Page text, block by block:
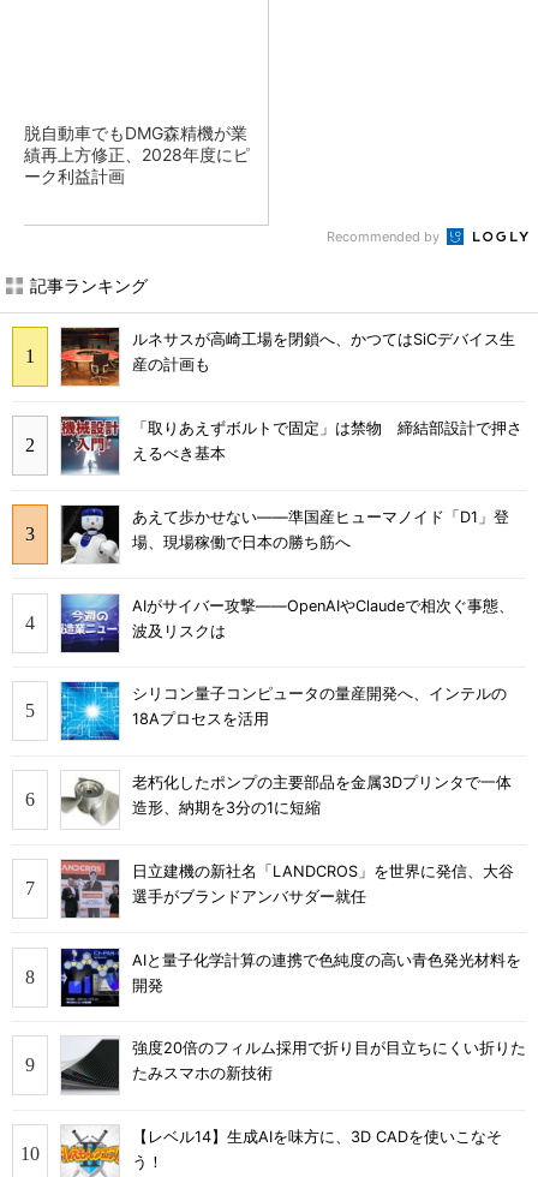
脱自動車でもDMG森精機が業
績再上方修正、2028年度にピ
ーク利益計画
Recommended by
記事ランキング
ルネサスが高崎工場を閉鎖へ、かつてはSiCデバイス生
産の計画も
「取りあえずボルトで固定」は禁物 締結部設計で押さ
えるべき基本
あえて歩かせない――準国産ヒューマノイド「D1」登
場、現場稼働で日本の勝ち筋へ
AIがサイバー攻撃――OpenAIやClaudeで相次ぐ事態、
波及リスクは
シリコン量子コンピュータの量産開発へ、インテルの
18Aプロセスを活用
老朽化したポンプの主要部品を金属3Dプリンタで一体
造形、納期を3分の1に短縮
日立建機の新社名「LANDCROS」を世界に発信、大谷
選手がブランドアンバサダー就任
AIと量子化学計算の連携で色純度の高い青色発光材料を
開発
強度20倍のフィルム採用で折り目が目立ちにくい折りた
たみスマホの新技術
【レベル14】生成AIを味方に、3D CADを使いこなそ
う！